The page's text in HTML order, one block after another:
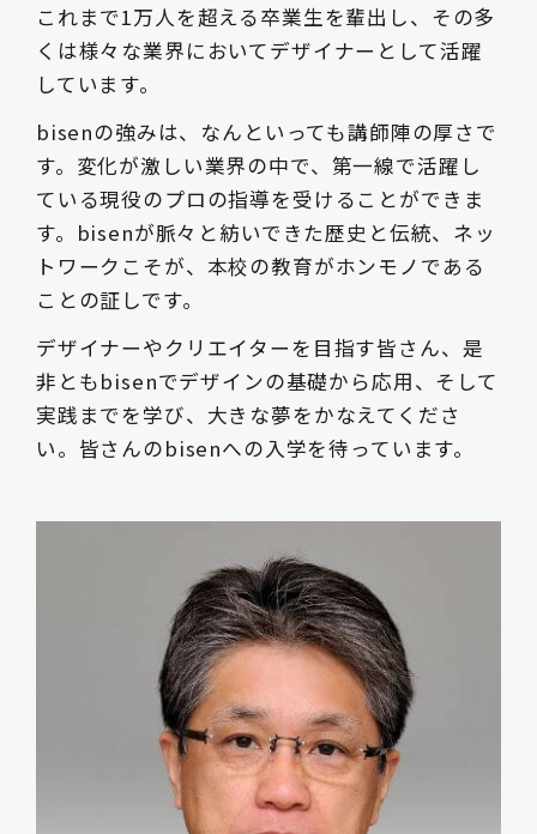
これまで1万人を超える卒業生を輩出し、その多
くは様々な業界においてデザイナーとして活躍
しています。
bisenの強みは、なんといっても講師陣の厚さで
す。変化が激しい業界の中で、第一線で活躍し
ている現役のプロの指導を受けることができま
す。bisenが脈々と紡いできた歴史と伝統、ネッ
トワークこそが、本校の教育がホンモノである
ことの証しです。
デザイナーやクリエイターを目指す皆さん、是
非ともbisenでデザインの基礎から応用、そして
実践までを学び、大きな夢をかなえてくださ
い。皆さんのbisenへの入学を待っています。